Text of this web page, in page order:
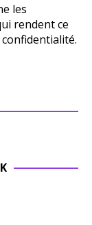
les
rendent ce